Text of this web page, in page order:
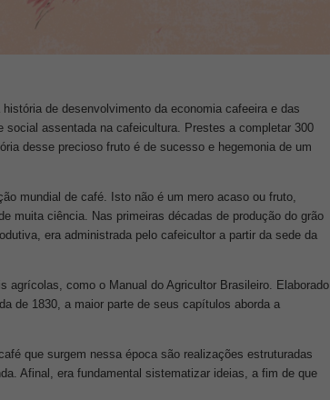
de desenvolvimento da economia cafeeira e das
social assentada na cafeicultura. Prestes a completar 300
desse precioso fruto é de sucesso e hegemonia de um
mundial de café. Isto não é um mero acaso ou fruto,
muita ciência. Nas primeiras décadas de produção do grão
era administrada pelo cafeicultor a partir da sede da
agrícolas, como o Manual do Agricultor Brasileiro. Elaborado
de 1830, a maior parte de seus capítulos aborda a
que surgem nessa época são realizações estruturadas
Afinal, era fundamental sistematizar ideias, a fim de que